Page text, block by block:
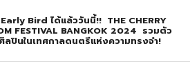
Bird ได้แล้ววันนี้!! THE CHERRY
FESTIVAL BANGKOK 2024 รวมตัว
ปินในเทศกาลดนตรีแห่งความทรงจำ!